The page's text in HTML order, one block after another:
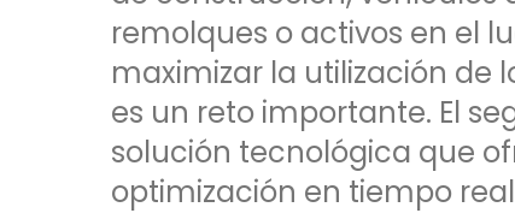
remolques o activos en el
maximizar la utilización de
es un reto importante. El
solución tecnológica que
optimización en tiempo